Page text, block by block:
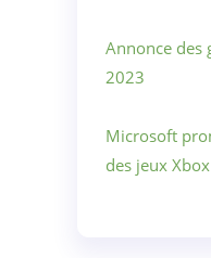
Annonce des
2023
Microsoft
des jeux